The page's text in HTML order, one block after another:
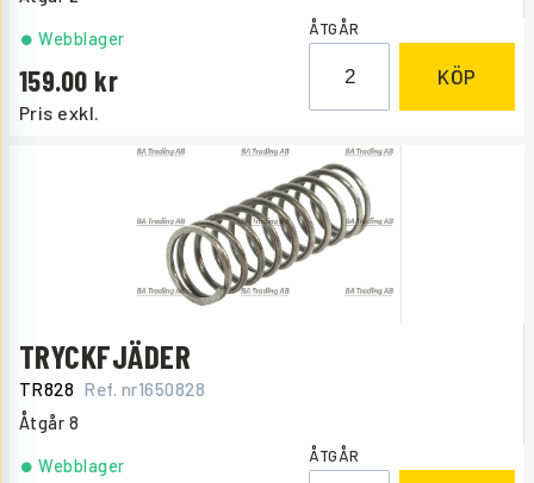
Pris exkl.
159.00
Webblager ÅTGÅR
KÖP
TRYCKFJÄDER
TR828 Ref. nr1650828
Åtgår 8
Webblager ÅTGÅR